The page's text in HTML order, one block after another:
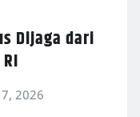
Dijaga dari
2026